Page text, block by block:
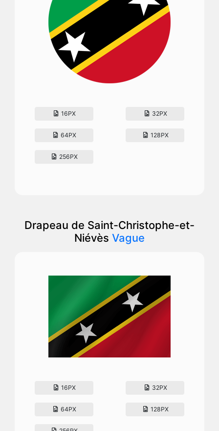
16PX 32PX
64PX 128PX
256PX
Drapeau de Saint-Christophe-et-
Niévès Vague
16PX 32PX
64PX 128PX